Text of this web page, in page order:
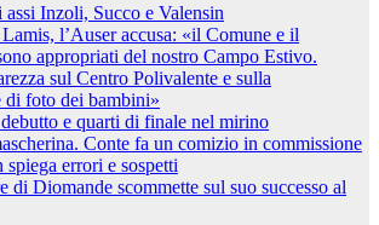
assi Inzoli, Succo e Valensin
l’Auser accusa: «il Comune e il
appropriati del nostro Campo Estivo.
sul Centro Polivalente e sulla
di foto dei bambini»
e quarti di finale nel mirino
Conte fa un comizio in commissione
errori e sospetti
di Diomande scommette sul suo successo al